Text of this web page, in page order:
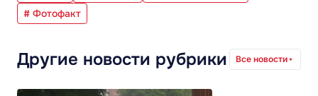
# Фотофакт
Другие новости рубрики Все новости